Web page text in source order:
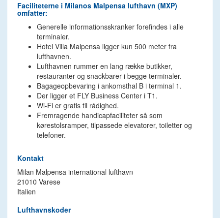
Faciliteterne i Milanos Malpensa lufthavn (MXP)
omfatter:
Generelle informationsskranker forefindes i alle
terminaler.
Hotel Villa Malpensa ligger kun 500 meter fra
lufthavnen.
Lufthavnen rummer en lang række butikker,
restauranter og snackbarer i begge terminaler.
Bagageopbevaring i ankomsthal B i terminal 1.
Der ligger et FLY Business Center i T1.
Wi-Fi er gratis til rådighed.
Fremragende handicapfaciliteter så som
kørestolsramper, tilpassede elevatorer, toiletter og
telefoner.
Kontakt
Milan Malpensa international lufthavn
21010 Varese
Italien
Lufthavnskoder